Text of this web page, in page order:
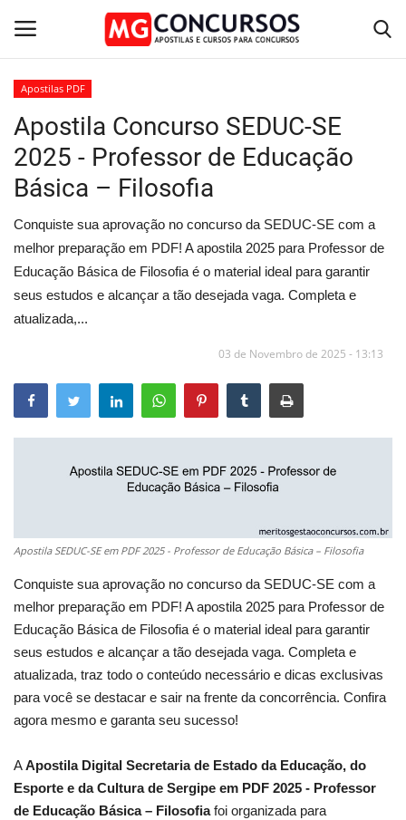
Home
Apostilas PDF
Apostila Impressa
Cursos Online
Apostilas PDF
Apostila Concurso SEDUC-SE
2025 - Professor de Educação
Básica – Filosofia
Conquiste sua aprovação no concurso da SEDUC-SE com a
melhor preparação em PDF! A apostila 2025 para Professor de
Educação Básica de Filosofia é o material ideal para garantir
seus estudos e alcançar a tão desejada vaga. Completa e
atualizada,...
03 de Novembro de 2025 - 13:13
Apostila SEDUC-SE em PDF 2025 - Professor de Educação Básica – Filosofia
Conquiste sua aprovação no concurso da SEDUC-SE com a
melhor preparação em PDF! A apostila 2025 para Professor de
Educação Básica de Filosofia é o material ideal para garantir
seus estudos e alcançar a tão desejada vaga. Completa e
atualizada, traz todo o conteúdo necessário e dicas exclusivas
para você se destacar e sair na frente da concorrência. Confira
agora mesmo e garanta seu sucesso!
AApostila Digital Secretaria de Estado da Educação, do
Esporte e da Cultura de Sergipe em PDF 2025 - Professor
de Educação Básica – Filosofiafoi organizada para